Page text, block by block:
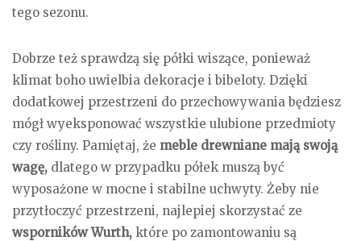
tego sezonu.
Dobrze też sprawdzą się półki wiszące, ponieważ
klimat boho uwielbia dekoracje i bibeloty. Dzięki
dodatkowej przestrzeni do przechowywania będziesz
mógł wyeksponować wszystkie ulubione przedmioty
czy rośliny. Pamiętaj, że meble drewniane mają swoją
wagę, dlatego w przypadku półek muszą być
wyposażone w mocne i stabilne uchwyty. Żeby nie
przytłoczyć przestrzeni, najlepiej skorzystać ze
wsporników Wurth, które po zamontowaniu są